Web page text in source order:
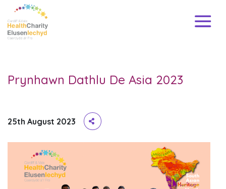
Prynhawn Dathlu De Asia 2023
25th August 2023